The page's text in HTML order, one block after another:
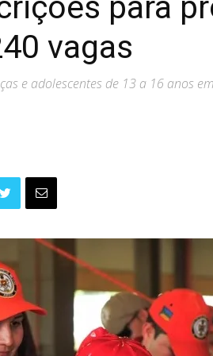
vagas
e adolescentes de 13 a 16 anos